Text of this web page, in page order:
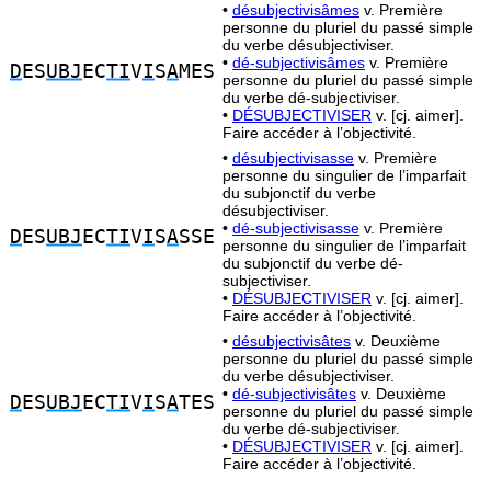
D ESUBJ ECTIVISAMES
• désubjectivisâmes v. Première
personne du pluriel du passé simple
du verbe désubjectiviser.
• dé-subjectivisâmes v. Première
personne du pluriel du passé simple
du verbe dé-subjectiviser.
• DÉSUBJECTIVISER v. [cj. aimer].
Faire accéder à l’objectivité.
D ESUBJ ECTIVISASSE
• désubjectivisasse v. Première
personne du singulier de l’imparfait
du subjonctif du verbe
désubjectiviser.
• dé-subjectivisasse v. Première
personne du singulier de l’imparfait
du subjonctif du verbe dé-
subjectiviser.
• DÉSUBJECTIVISER v. [cj. aimer].
Faire accéder à l’objectivité.
D ESUBJ ECTIVISATES
• désubjectivisâtes v. Deuxième
personne du pluriel du passé simple
du verbe désubjectiviser.
• dé-subjectivisâtes v. Deuxième
personne du pluriel du passé simple
du verbe dé-subjectiviser.
• DÉSUBJECTIVISER v. [cj. aimer].
Faire accéder à l’objectivité.